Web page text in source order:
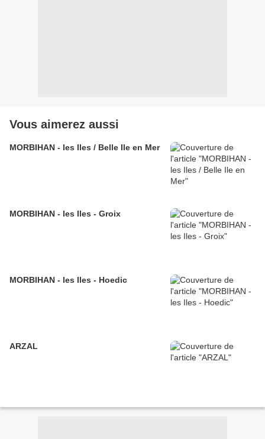
Vous aimerez aussi
MORBIHAN - les Iles / Belle Ile en Mer
MORBIHAN - les Iles - Groix
MORBIHAN - les Iles - Hoedic
ARZAL